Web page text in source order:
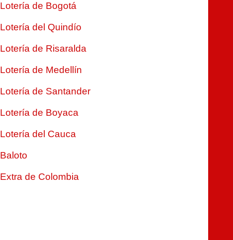
Lotería de Bogotá
Lotería del Quindío
Lotería de Risaralda
Lotería de Medellín
Lotería de Santander
Lotería de Boyaca
Lotería del Cauca
Baloto
Extra de Colombia